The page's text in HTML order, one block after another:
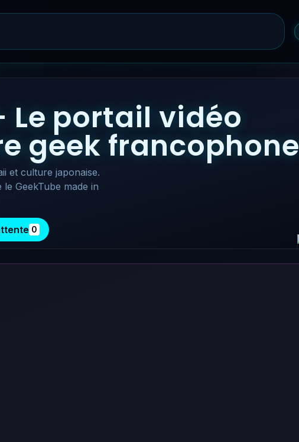
Le portail vidéo
geek francophone
et culture japonaise.
GeekTube made in
0